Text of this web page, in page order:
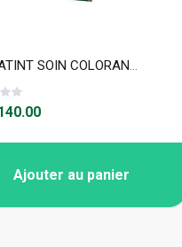
HERBATINT SOIN COLORANT PERMANENT 7D
Ajouter au panier